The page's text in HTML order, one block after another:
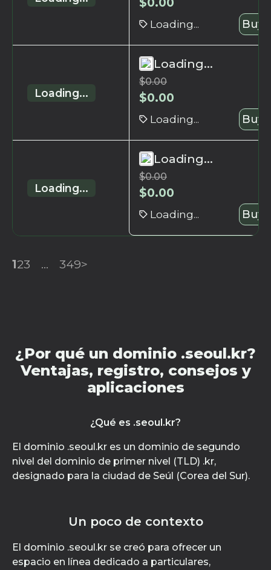
Loading... Buy
Loading...
Loading...
$0.00
$0.00
Loading... Buy
Loading...
Loading...
$0.00
$0.00
Loading... Buy
123 ... 349>
¿Por qué un dominio .seoul.kr?
Ventajas, registro, consejos y
aplicaciones
¿Qué es .seoul.kr?
El dominio .seoul.kr es un dominio de segundo
nivel del dominio de primer nivel (TLD) .kr,
designado para la ciudad de Seúl (Corea del Sur).
Un poco de contexto
El dominio .seoul.kr se creó para ofrecer un
espacio en línea dedicado a particulares,